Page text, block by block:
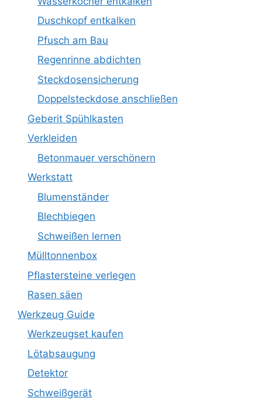
Duschkopf entkalken
Pfusch am Bau
Regenrinne abdichten
Steckdosensicherung
Doppelsteckdose anschließen
Geberit Spühlkasten
Verkleiden
Betonmauer verschönern
Werkstatt
Blumenständer
Blechbiegen
Schweißen lernen
Mülltonnenbox
Pflastersteine verlegen
Rasen säen
Werkzeug Guide
Werkzeugset kaufen
Lötabsaugung
Detektor
Schweißgerät